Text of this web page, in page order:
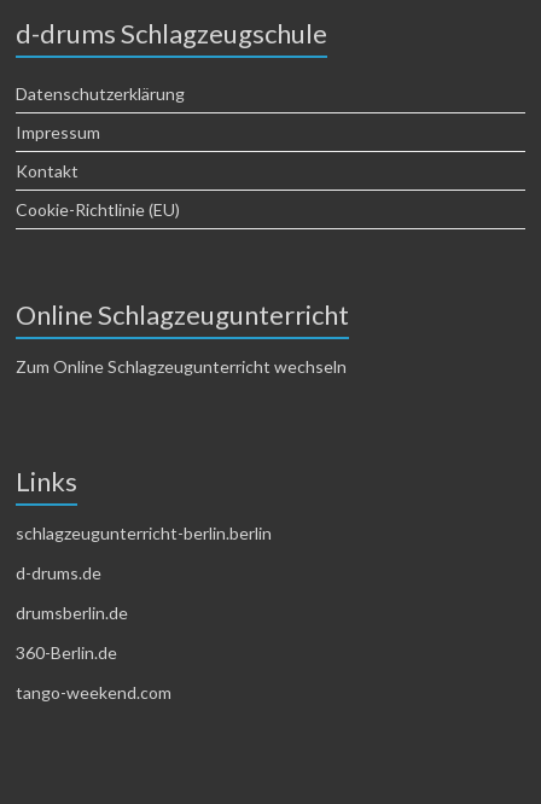
d-drums Schlagzeugschule
Datenschutzerklärung
Impressum
Kontakt
Cookie-Richtlinie (EU)
Online Schlagzeugunterricht
Zum Online Schlagzeugunterricht wechseln
Links
schlagzeugunterricht-berlin.berlin
d-drums.de
drumsberlin.de
360-Berlin.de
tango-weekend.com